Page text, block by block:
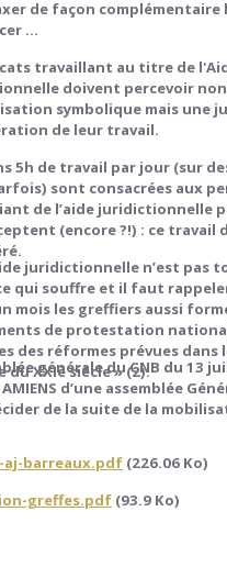
de façon complémentaire
…
travaillant au titre de
doivent percevoir
symbolique mais une
de leur travail.
5h de travail par jour (sur
sont consacrées aux
de l’aide juridictionnelle
(encore ?!) : ce travail
juridictionnelle n’est pas
qui souffre et il faut
mois les greffiers aussi
de protestation
des réformes prévues dans
du XXIè siècle » (2).
générale du CNB du 13
d’une assemblée
de la suite de la
barreaux.pdf (226.06 Ko)
greffes.pdf (93.9 Ko)